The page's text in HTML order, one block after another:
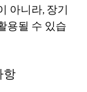
아니라, 장기
용될 수 있습
항